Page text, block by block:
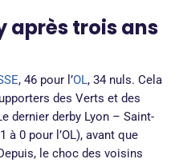
après trois ans
, 46 pour l’OL, 34 nuls. Cela
des Verts et des
dernier derby Lyon – Saint-
à 0 pour l’OL), avant que
le choc des voisins